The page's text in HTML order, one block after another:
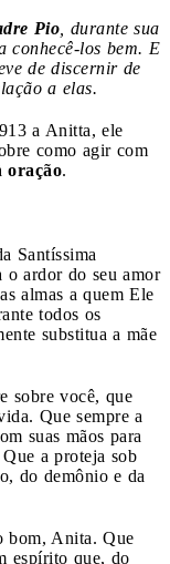
Pio , durante sua
conhecê-los bem. E
de discernir de
a elas.
a Anitta, ele
como agir com
oração.
Santíssima
o ardor do seu amor
almas a quem Ele
todos os
substitua a mãe
sobre você, que
Que sempre a
suas mãos para
a proteja sob
do demônio e da
bom, Anita. Que
espírito que, do